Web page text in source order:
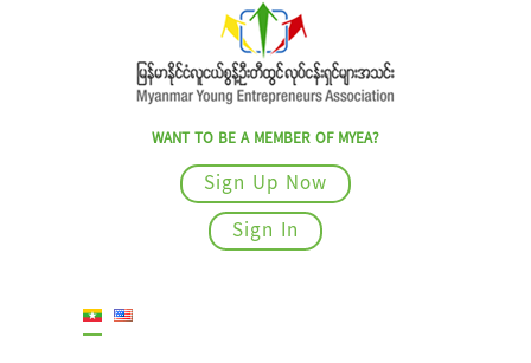
WANT TO BE A MEMBER OF MYEA?
Sign Up Now
Sign In